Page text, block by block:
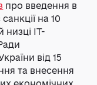
про введення в
на 10
низці IT-
від 15
та внесення